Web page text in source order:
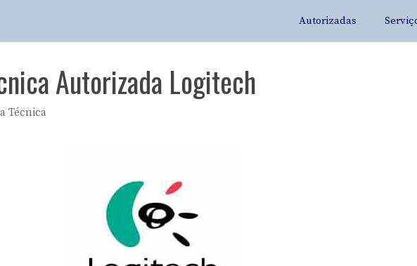
Autorizadas
Autorizada Logitech
Técnica